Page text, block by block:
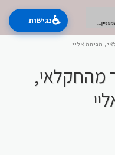
הביתה אליי
מהחקלאי,
♿נגישות